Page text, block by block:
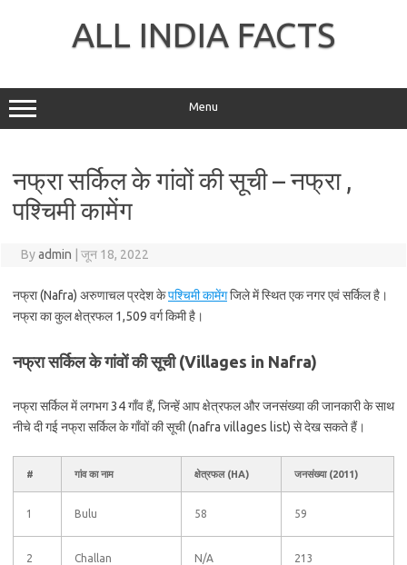
ALL INDIA FACTS
Menu
नफ्रा सर्किल के गांवों की सूची – नफ्रा ,
पश्चिमी कामेंग
Byadmin जून 18, 2022
नफ्रा (Nafra) अरुणाचल प्रदेश केपश्चिमी कामेंगजिले में स्थित एक नगर एवं सर्किल है।
नफ्रा का कुल क्षेत्रफल 1,509 वर्ग किमी है।
नफ्रा सर्किल के गांवों की सूची (Villages in Nafra)
नफ्रा सर्किल में लगभग 34 गाँव हैं, जिन्हें आप क्षेत्रफल और जनसंख्या की जानकारी के साथ
नीचे दी गई नफ्रा सर्किल के गाँवों की सूची (nafra villages list) से देख सकते हैं।
# गांव का नाम क्षेत्रफल (HA) जनसंख्या (2011)
1 Bulu 58 59
2 Challan N/A 213